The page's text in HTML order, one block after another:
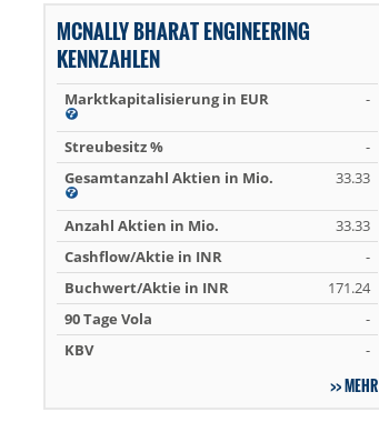
MCNALLY BHARAT ENGINEERING
KENNZAHLEN
Marktkapitalisierung in EUR -
Streubesitz %
-
Gesamtanzahl Aktien in Mio.
33.33
Anzahl Aktien in Mio.
33.33
Cashflow/Aktie in INR
-
Buchwert/Aktie in INR
171.24
90 Tage Vola
-
KBV
-
MEHR